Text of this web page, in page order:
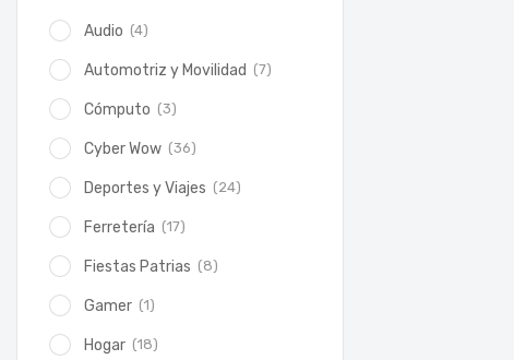
Audio (4)
Automotriz y Movilidad (7)
Cómputo (3)
Cyber Wow (36)
Deportes y Viajes (24)
Ferretería (17)
Fiestas Patrias (8)
Gamer (1)
Hogar (18)